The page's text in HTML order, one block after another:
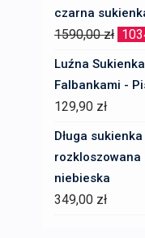
czarna
1590,00zł
cena
Luźna
Falbankami -
129,90 zł
Długa
niebieska
349,00 zł